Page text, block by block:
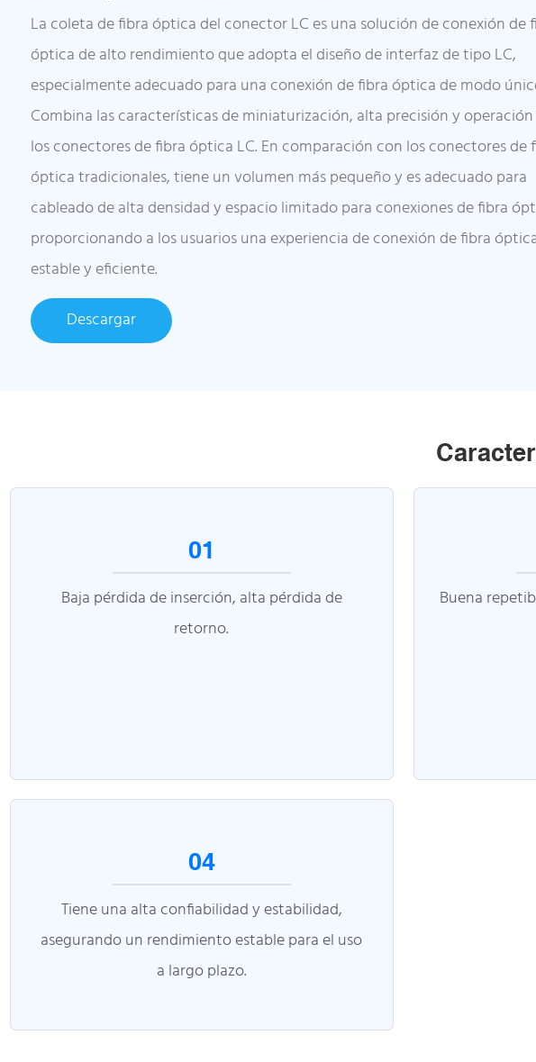
La coleta de fibra óptica del conector LC es una solución de conexión de
óptica de alto rendimiento que adopta el diseño de interfaz de tipo LC,
especialmente adecuado para una conexión de fibra óptica de modo
Combina las características de miniaturización, alta precisión y
los conectores de fibra óptica LC. En comparación con los conectores de
óptica tradicionales, tiene un volumen más pequeño y es adecuado para
cableado de alta densidad y espacio limitado para conexiones de fibra
proporcionando a los usuarios una experiencia de conexión de fibra
estable y eficiente.
Descargar
01
Baja pérdida de inserción, alta pérdida de
retorno.
Buena
04
Tiene una alta confiabilidad y estabilidad,
asegurando un rendimiento estable para el uso
a largo plazo.